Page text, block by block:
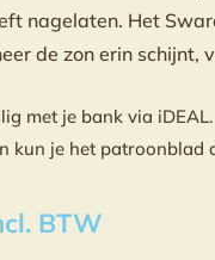
nagelaten. Het
de zon erin schijnt,
met je bank via iDEAL.
kun je het patroonblad
BTW